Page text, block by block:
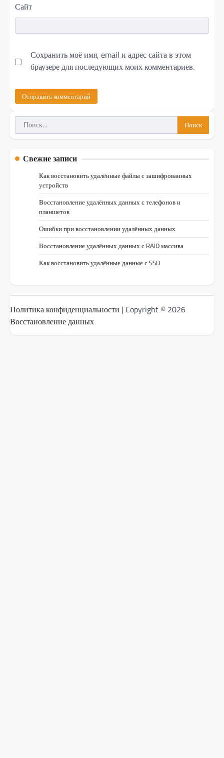
Сайт
Сохранить моё имя, email и адрес сайта в этом
браузере для последующих моих комментариев.
Найти:
Свежие записи
Как восстановить удалённые файлы с зашифрованных
устройств
Восстановление удалённых данных с телефонов и
планшетов
Ошибки при восстановлении удалённых данных
Восстановление удалённых данных с RAID массива
Как восстановить удалённые данные с SSD
Политика конфиденциальности | Copyright © 2026
Восстановление данных